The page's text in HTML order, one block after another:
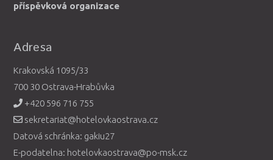
příspěvková organizace
Adresa
Krakovská 1095/33
700 30 Ostrava-Hrabůvka
+420 596 716 755
sekretariat@hotelovkaostrava.cz
Datová schránka: gakiu27
E-podatelna: hotelovkaostrava@po-msk.cz